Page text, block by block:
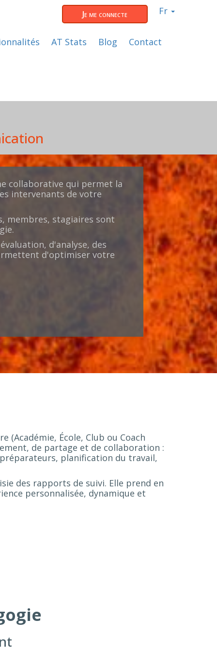
Je me connecte Fr
AT Stats Blog Contact
collaborative qui permet la
intervenants de votre
membres, stagiaires sont
d'analyse, des
d'optimiser votre
École, Club ou Coach
de partage et de collaboration :
planification du travail,
des rapports de suivi. Elle prend en
personnalisée, dynamique et